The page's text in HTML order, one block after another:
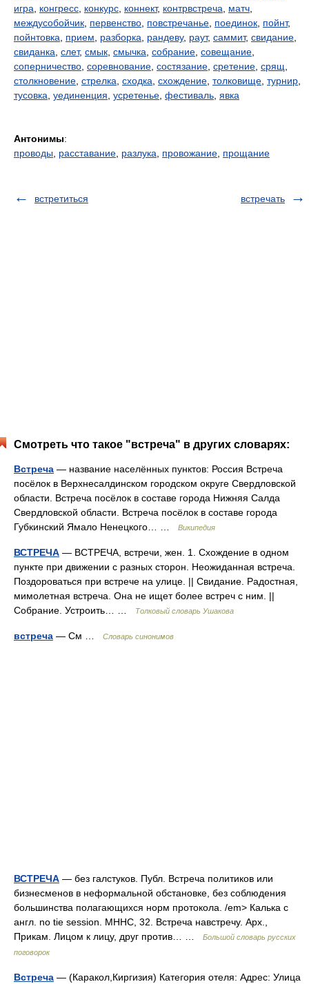
игра
конгресс конкурс коннект, контрвстреча матч
междусобойчик первенство повстречанье поединок пойнт,
пойнтовка
прием разборка рандеву, раут, саммит, свидание
свиданка слет, смык смычка собрание совещание
соперничество соревнование состязание сретение срящ
столкновение стрелка сходка схождение толковище турнир
тусовка уединенция усретенье фестиваль явка
Антонимы:
проводы
расставание разлука провожание прощание
встретиться встречать
Смотреть что такое "встреча" в других словарях:
Встреча — название населённых пунктов: Россия Встреча
посёлок в Верхнесалдинском городском округе Свердловской
области. Встреча посёлок в составе города Нижняя Салда
Свердловской области. Встреча посёлок в составе города
Губкинский Ямало Ненецкого… …
Википедия
ВСТРЕЧА — ВСТРЕЧА, встречи, жен. 1. Схождение в одном
пункте при движении с разных сторон. Неожиданная встреча.
Поздороваться при встрече на улице. || Свидание. Радостная,
мимолетная встреча. Она не ищет более встреч с ним. ||
Собрание. Устроить… …
Толковый словарь Ушакова
встреча — См … Словарь синонимов
ВСТРЕЧА — без галстуков. Публ. Встреча политиков или
бизнесменов в неформальной обстановке, без соблюдения
большинства полагающихся норм протокола. /em> Калька с
англ. no tie session. МННС, 32. Встреча навстречу. Арх.,
Прикам. Лицом к лицу, друг против… …
Большой словарь русских
поговорок
Встреча — (Каракол,Киргизия) Категория отеля: Адрес: Улица